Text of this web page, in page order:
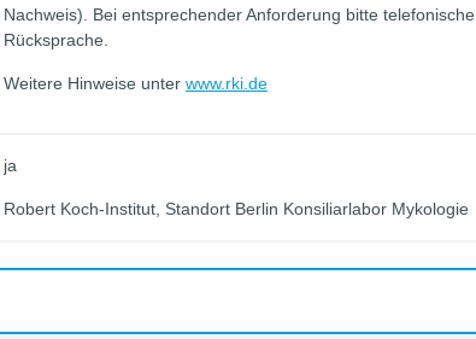
Nachweis). Bei entsprechender Anforderung bitte telefonische
Rücksprache.
Weitere Hinweise unter www.rki.de
ja
Robert Koch-Institut, Standort Berlin Konsiliarlabor Mykologie